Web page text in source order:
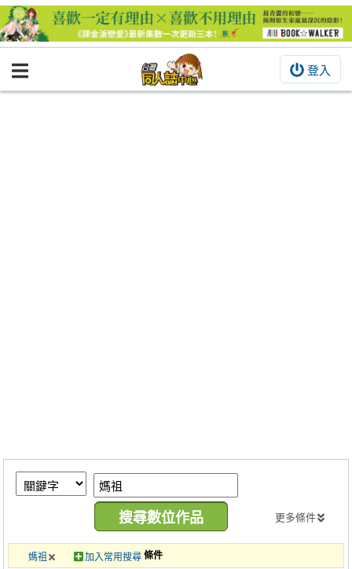
登入
BOOKY書集倉庫
繪圖藝廊
交流中心
攤位轉讓區
會員功能選單
更多條件
條件
媽祖 加入常用搜尋